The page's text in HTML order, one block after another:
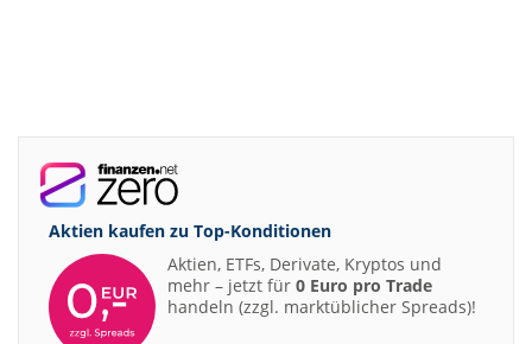
Aktien kaufen zu Top-Konditionen
Aktien, ETFs, Derivate, Kryptos und
mehr – jetzt für 0 Euro pro Trade
handeln (zzgl. marktüblicher Spreads)!